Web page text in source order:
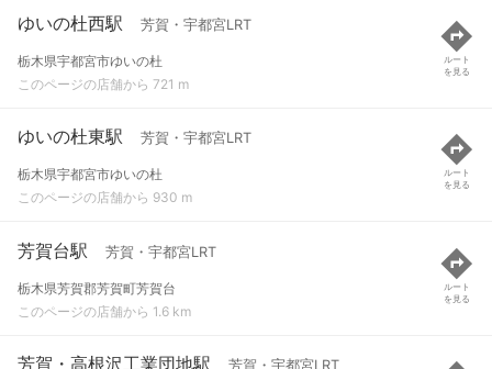
ゆいの杜西駅 芳賀・宇都宮LRT
栃木県宇都宮市ゆいの杜
このページの店舗から 721 m
ルート
を見る
ゆいの杜東駅 芳賀・宇都宮LRT
栃木県宇都宮市ゆいの杜
このページの店舗から 930 m
ルート
を見る
芳賀台駅 芳賀・宇都宮LRT
栃木県芳賀郡芳賀町芳賀台
このページの店舗から 1.6 km
ルート
を見る
芳賀・高根沢工業団地駅 芳賀・宇都宮LRT